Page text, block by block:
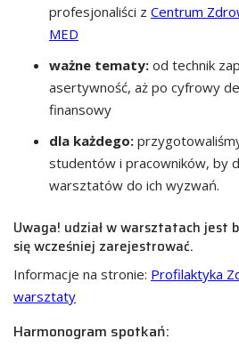
profesjonaliści z Centrum
MED
ważne tematy: od technik
asertywność, aż po cyfrowy
finansowy
dla każdego:
studentów i pracowników, by
warsztatów do ich wyzwań.
Uwaga! udział w warsztatach jest
się wcześniej zarejestrować.
Informacje na stronie: Profilaktyka
warsztaty
Harmonogram spotkań: